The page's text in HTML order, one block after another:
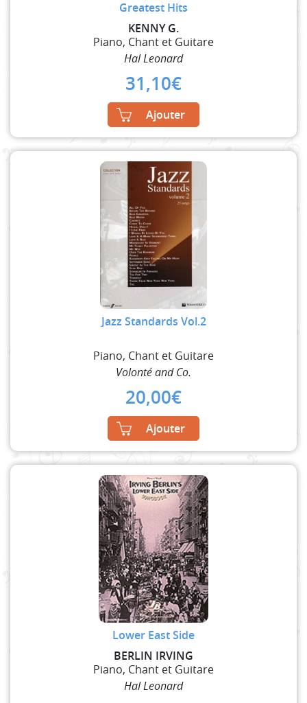
Greatest Hits
KENNY G.
Piano, Chant et Guitare
Hal Leonard
31,10€
Ajouter
Jazz Standards Vol.2
Piano, Chant et Guitare
Volonté and Co.
20,00€
Ajouter
Lower East Side
BERLIN IRVING
Piano, Chant et Guitare
Hal Leonard